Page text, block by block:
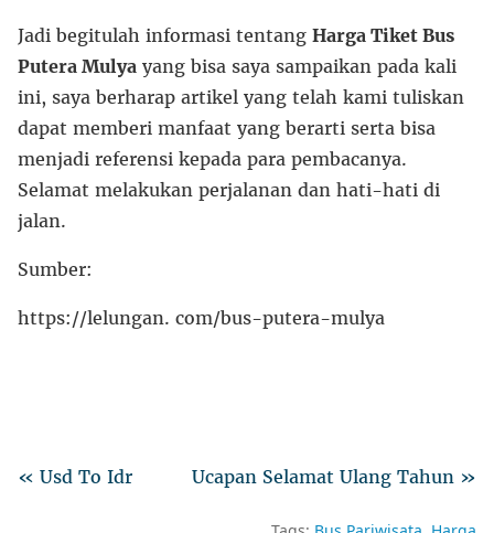
Jadi begitulah informasi tentang Harga Tiket Bus
Putera Mulya yang bisa saya sampaikan pada kali
ini, saya berharap artikel yang telah kami tuliskan
dapat memberi manfaat yang berarti serta bisa
menjadi referensi kepada para pembacanya.
Selamat melakukan perjalanan dan hati-hati di
jalan.
Sumber:
https://lelungan. com/bus-putera-mulya
Ucapan Selamat Ulang Tahun »
« Usd To Idr